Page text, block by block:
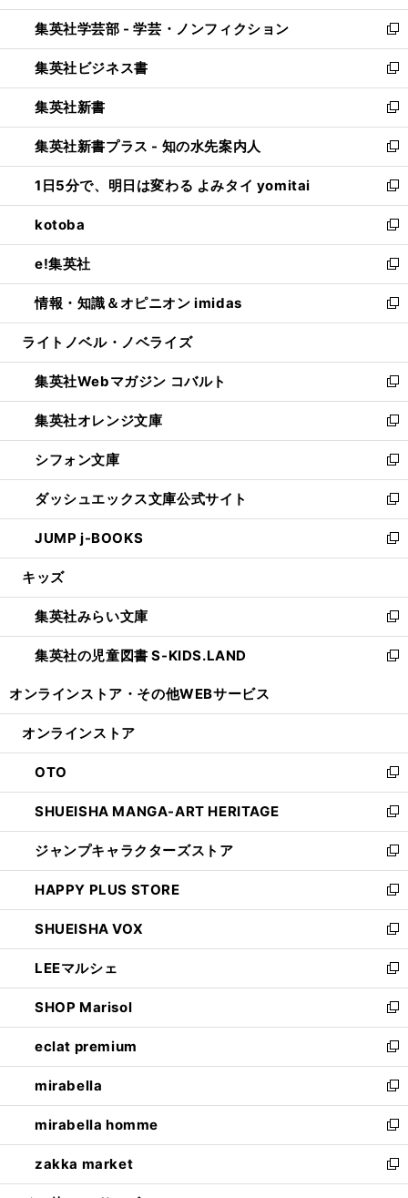
開
く
ウ
で
開
く
ン
ド
ウ
で
開
く
ウ
ィ
ン
ド
ウ
で
開
く
集英社学芸部 - 学芸・ノンフィクション
新
し
い
ウ
ィ
ン
ド
ウ
で
開
く
集英社ビジネス書
新
し
い
ウ
ィ
ン
ド
ウ
で
開
く
集英社新書
新
し
い
ウ
ィ
ン
ド
ウ
で
開
く
集英社新書プラス - 知の水先案内人
新
し
い
ウ
ィ
ン
ド
ウ
で
開
1日5分で、明日は変わる よみタイ yomitai
新
し
い
ウ
ィ
ン
ド
ウ
開
く
kotoba
新
し
い
ウ
ィ
ン
ウ
で
開
く
e!集英社
新
し
い
ウ
ン
ド
ウ
で
開
く
情報・知識＆オピニオン imidas
新
し
ウ
ィ
ン
ド
ウ
で
開
く
ライトノベル・ノベライズ
集英社Webマガジン コバルト
新
し
い
ウ
ィ
ン
ド
ウ
で
開
集英社オレンジ文庫
新
し
い
ウ
ィ
ン
ド
ウ
開
く
シフォン文庫
新
し
い
ウ
ィ
ン
ウ
で
開
く
ダッシュエックス文庫公式サイト
新
し
い
ウ
ン
ド
ウ
で
JUMP j-BOOKS
新
し
ウ
ィ
ン
ド
開
キッズ
集英社みらい文庫
新
し
い
ン
ウ
で
開
く
集英社の児童図書 S-KIDS.LAND
新
ウ
ン
ド
ウ
で
開
く
オンラインストア・ その他WEBサービス
オンラインストア
OTO
新
し
い
ウ
ィ
ン
ド
ウ
で
開
く
SHUEISHA MANGA-ART HERITAGE
新
し
い
ウ
ィ
ン
ド
ウ
で
開
く
ジャンプキャラクターズストア
新
し
い
ウ
ィ
ン
ド
ウ
で
開
く
HAPPY PLUS STORE
新
し
い
ウ
ィ
ン
ド
ウ
で
開
く
SHUEISHA VOX
新
し
い
ウ
ィ
ン
ド
ウ
で
開
く
LEEマルシェ
新
し
い
ウ
ィ
ン
ド
ウ
で
開
く
SHOP Marisol
新
し
い
ウ
ィ
ン
ド
ウ
で
開
eclat premium
新
し
い
ウ
ィ
ン
ド
ウ
mirabella
新
し
い
ウ
ィ
ン
mirabella homme
新
し
い
ウ
zakka market
新
し